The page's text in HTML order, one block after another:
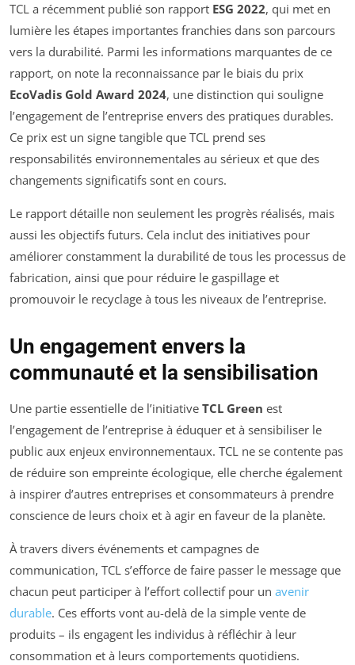
TCL a récemment publié son rapport ESG 2022, qui met en
lumière les étapes importantes franchies dans son parcours
vers la durabilité. Parmi les informations marquantes de ce
rapport, on note la reconnaissance par le biais du prix
EcoVadis Gold Award 2024, une distinction qui souligne
l’engagement de l’entreprise envers des pratiques durables.
Ce prix est un signe tangible que TCL prend ses
responsabilités environnementales au sérieux et que des
changements significatifs sont en cours.
Le rapport détaille non seulement les progrès réalisés, mais
aussi les objectifs futurs. Cela inclut des initiatives pour
améliorer constamment la durabilité de tous les processus de
fabrication, ainsi que pour réduire le gaspillage et
promouvoir le recyclage à tous les niveaux de l’entreprise.
Un engagement envers la
communauté et la sensibilisation
Une partie essentielle de l’initiative TCL Green est
l’engagement de l’entreprise à éduquer et à sensibiliser le
public aux enjeux environnementaux. TCL ne se contente pas
de réduire son empreinte écologique, elle cherche également
à inspirer d’autres entreprises et consommateurs à prendre
conscience de leurs choix et à agir en faveur de la planète.
À travers divers événements et campagnes de
communication, TCL s’efforce de faire passer le message que
chacun peut participer à l’effort collectif pour un avenir
durable. Ces efforts vont au-delà de la simple vente de
produits – ils engagent les individus à réfléchir à leur
consommation et à leurs comportements quotidiens.